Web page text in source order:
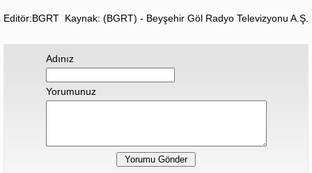
Editör:BGRT Kaynak: (BGRT) - Beyşehir Göl Radyo Televizyonu A.Ş.
Adınız
Yorumunuz